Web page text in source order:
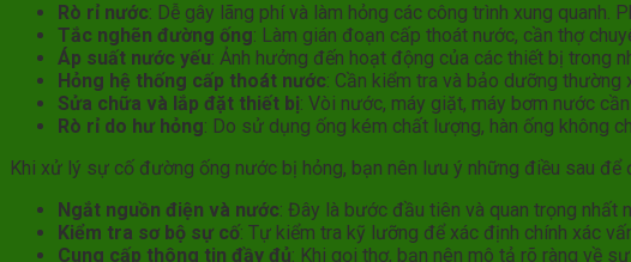
Rò rỉ nước: Dễ gây lãng phí và làm hỏng các công trình xung
Tắc nghẽn đường ống: Làm gián đoạn cấp thoát nước, cần thợ
Áp suất nước yếu: Ảnh hưởng đến hoạt động của các thiết bị trong
Hỏng hệ thống cấp thoát nước: Cần kiểm tra và bảo dưỡng
Sửa chữa và lắp đặt thiết bị: Vòi nước, máy giặt, máy bơm nước
Rò rỉ do hư hỏng: Do sử dụng ống kém chất lượng, hàn ống không
Khi xử lý sự cố đường ống nước bị hỏng, bạn nên lưu ý những điều sau để
Ngắt nguồn điện và nước: Đây là bước đầu tiên và quan trọng nhất
Kiểm tra sơ bộ sự cố: Tự kiểm tra kỹ lưỡng để xác định chính xác
Cung cấp thông tin đầy đủ: Khi gọi thợ, bạn nên mô tả rõ ràng về